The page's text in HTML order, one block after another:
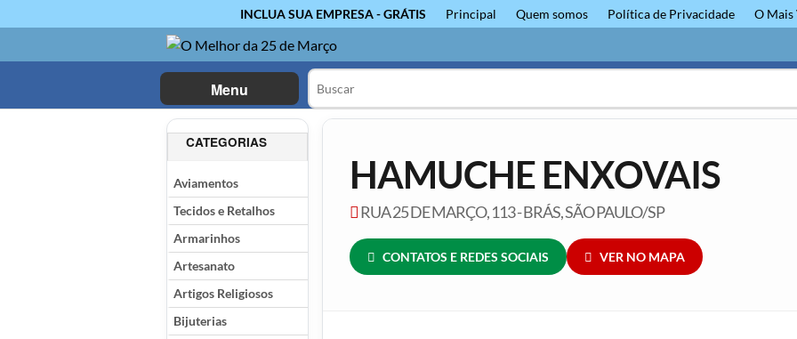
INCLUA SUA EMPRESA - GRÁTIS Principal Quem somos Política de Privacidade O Mais
Menu
CATEGORIAS
Aviamentos
Tecidos e Retalhos
Armarinhos
Artesanato
Artigos Religiosos
Bijuterias
HAMUCHE ENXOVAIS
RUA 25 DE MARÇO, 113 - BRÁS, SÃO PAULO/SP
CONTATOS E REDES SOCIAIS VER NO MAPA